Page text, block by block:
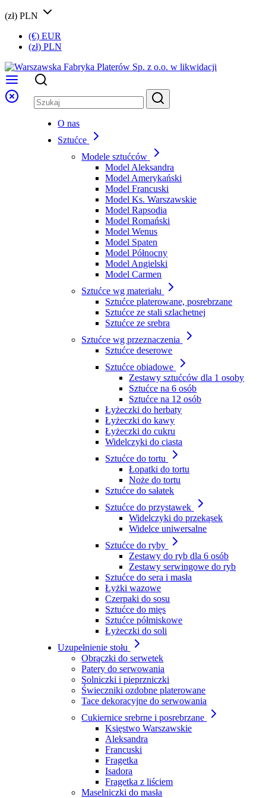
(zł) PLN
(€) EUR
(zł) PLN
O nas
Sztućce
Modele sztućców
Model Aleksandra
Model Amerykański
Model Francuski
Model Ks. Warszawskie
Model Rapsodia
Model Romański
Model Wenus
Model Spaten
Model Północny
Model Angielski
Model Carmen
Sztućce wg materiału
Sztućce platerowane, posrebrzane
Sztućce ze stali szlachetnej
Sztućce ze srebra
Sztućce wg przeznaczenia
Sztućce deserowe
Sztućce obiadowe
Zestawy sztućców dla 1 osoby
Sztućce na 6 osób
Sztućce na 12 osób
Łyżeczki do herbaty
Łyżeczki do kawy
Łyżeczki do cukru
Widelczyki do ciasta
Sztućce do tortu
Łopatki do tortu
Noże do tortu
Sztućce do sałatek
Sztućce do przystawek
Widelczyki do przekąsek
Widelce uniwersalne
Sztućce do ryby
Zestawy do ryb dla 6 osób
Zestawy serwingowe do ryb
Sztućce do sera i masła
Łyżki wazowe
Czerpaki do sosu
Sztućce do mięs
Sztućce półmiskowe
Łyżeczki do soli
Uzupełnienie stołu
Obrączki do serwetek
Patery do serwowania
Solniczki i pieprzniczki
Świeczniki ozdobne platerowane
Tace dekoracyjne do serwowania
Cukiernice srebrne i posrebrzane
Księstwo Warszawskie
Aleksandra
Francuski
Fragetka
Isadora
Fragetka z liściem
Maselniczki do masła